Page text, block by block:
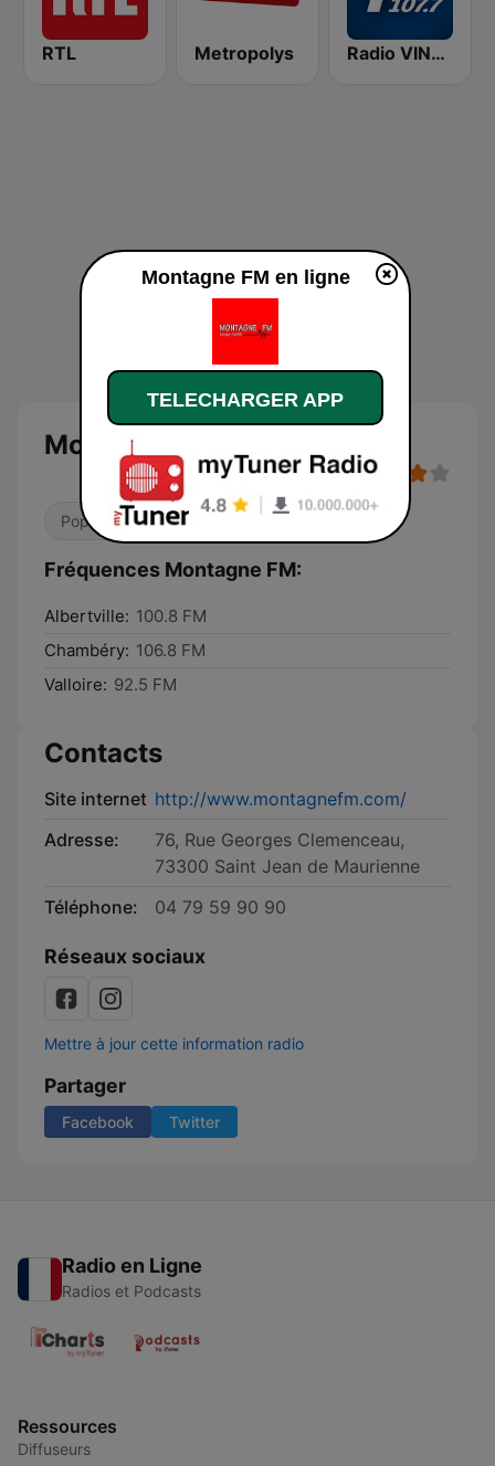
RTL Metropolys Radio VINCI Autoroutes
Montagne FM
Pop / Top 40
Fréquences Montagne FM:
Albertville: 100.8 FM
Chambéry: 106.8 FM
Valloire: 92.5 FM
Contacts
Site internet http://www.montagnefm.com/
Adresse:
76, Rue Georges Clemenceau,
73300 Saint Jean de Maurienne
Téléphone:
04 79 59 90 90
Réseaux sociaux
Mettre à jour cette information radio
Partager
Facebook Twitter
Radio en Ligne
Radios et Podcasts
Ressources
Diffuseurs
Montagne FM en ligne
TELECHARGER APP